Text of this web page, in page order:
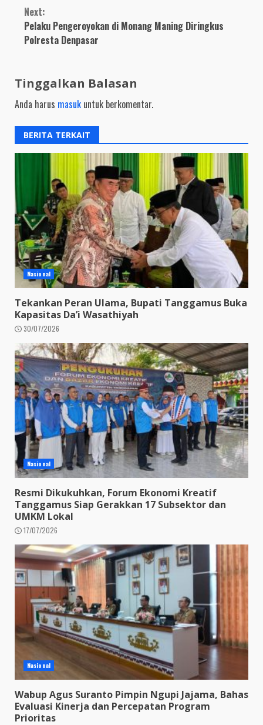
Next:
Pelaku Pengeroyokan di Monang Maning Diringkus
Polresta Denpasar
Tinggalkan Balasan
Anda harus masuk untuk berkomentar.
BERITA TERKAIT
Nasional
Tekankan Peran Ulama, Bupati Tanggamus Buka
Kapasitas Da’i Wasathiyah
30/07/2026
Nasional
Resmi Dikukuhkan, Forum Ekonomi Kreatif
Tanggamus Siap Gerakkan 17 Subsektor dan
UMKM Lokal
17/07/2026
Nasional
Wabup Agus Suranto Pimpin Ngupi Jajama, Bahas
Evaluasi Kinerja dan Percepatan Program
Prioritas